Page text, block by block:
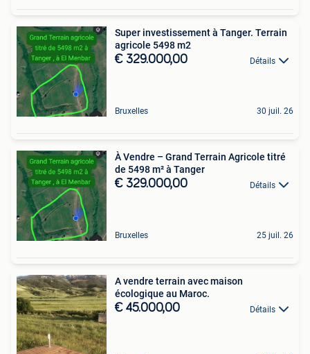
Super investissement à Tanger. Terrain
agricole 5498 m2
€ 329.000,00 Détails
Bruxelles 30 juil. 26
À Vendre – Grand Terrain Agricole titré
de 5498 m² à Tanger
€ 329.000,00 Détails
Bruxelles 25 juil. 26
A vendre terrain avec maison
écologique au Maroc.
€ 45.000,00 Détails